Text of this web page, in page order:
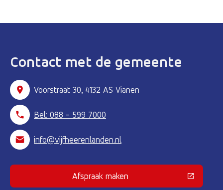
Contact met de gemeente
Voorstraat 30, 4132 AS Vianen
Bel: 088 - 599 7000
info@vijfheerenlanden.nl
Afspraak maken(Deze link gaat naar een externe